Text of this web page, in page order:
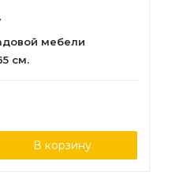
мебели
см.
В корзину